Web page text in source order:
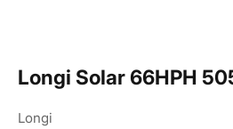
Longi Solar 66HPH
Longi